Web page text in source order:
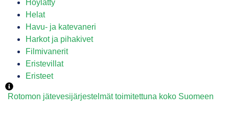
Höylätty
Helat
Havu- ja katevaneri
Harkot ja pihakivet
Filmivanerit
Eristevillat
Eristeet
Rotomon jätevesijärjestelmät toimitettuna koko Suomeen